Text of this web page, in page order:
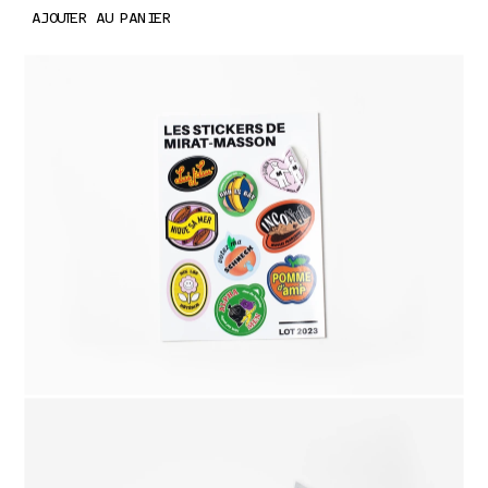
AJOUTER AU PANIER